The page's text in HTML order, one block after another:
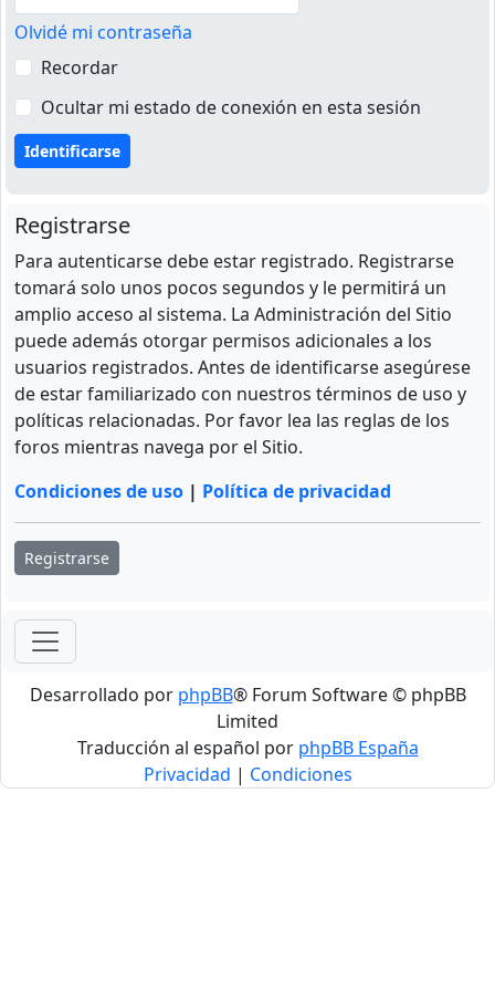
Olvidé mi contraseña
Recordar
Ocultar mi estado de conexión en esta sesión
Registrarse
Para autenticarse debe estar registrado. Registrarse
tomará solo unos pocos segundos y le permitirá un
amplio acceso al sistema. La Administración del Sitio
puede además otorgar permisos adicionales a los
usuarios registrados. Antes de identificarse asegúrese
de estar familiarizado con nuestros términos de uso y
políticas relacionadas. Por favor lea las reglas de los
foros mientras navega por el Sitio.
Condiciones de uso | Política de privacidad
Registrarse
Desarrollado por phpBB® Forum Software © phpBB
Limited
Traducción al español por phpBB España
Privacidad | Condiciones